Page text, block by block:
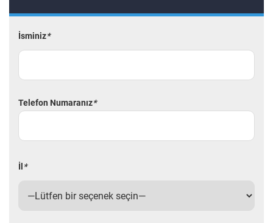
İsminiz*
Telefon Numaranız*
İl *